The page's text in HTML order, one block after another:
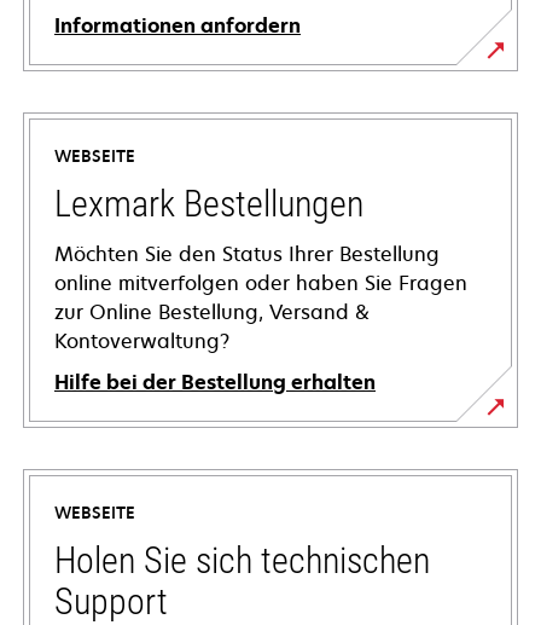
Informationen anfordern
WEBSEITE
Lexmark Bestellungen
Möchten Sie den Status Ihrer Bestellung
online mitverfolgen oder haben Sie Fragen
zur Online Bestellung, Versand &
Kontoverwaltung?
Hilfe bei der Bestellung erhalten
WEBSEITE
Holen Sie sich technischen
Support